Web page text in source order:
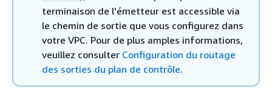
terminaison de l'émetteur est accessible via
le chemin de sortie que vous configurez dans
votre VPC. Pour de plus amples informations,
veuillez consulter Configuration du routage
des sorties du plan de contrôle.